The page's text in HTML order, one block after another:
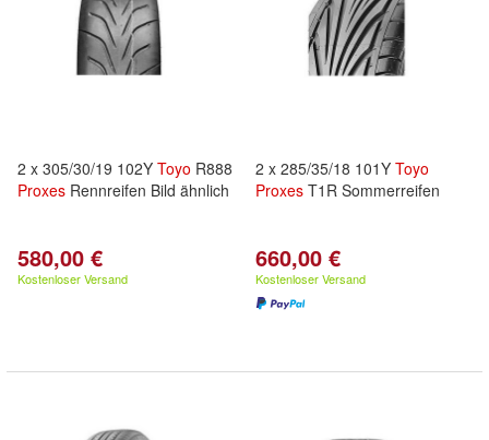
2 x 305/30/19 102Y Toyo R888
Proxes Rennreifen Bild ähnlich
580,00 €
Kostenloser Versand
2 x 285/35/18 101Y Toyo
Proxes T1R Sommerreifen
660,00 €
Kostenloser Versand